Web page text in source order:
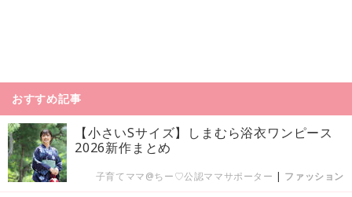
おすすめ記事
【小さいSサイズ】しまむら浴衣ワンピース
2026新作まとめ
子育てママ@ちー♡公認ママサポーター | ファッション